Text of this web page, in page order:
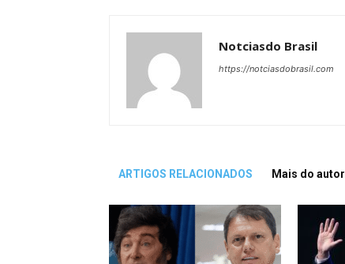
Notciasdo Brasil
https://notciasdobrasil.com
ARTIGOS RELACIONADOS Mais do autor